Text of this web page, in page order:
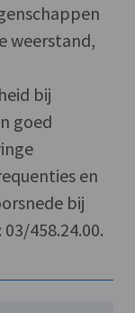
weerstand,
bij
goed
en
bij
458.24.00.